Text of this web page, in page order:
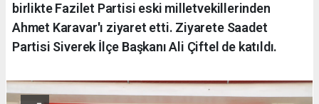
birlikte Fazilet Partisi eski milletvekillerinden
Ahmet Karavar'ı ziyaret etti. Ziyarete Saadet
Partisi Siverek İlçe Başkanı Ali Çiftel de katıldı.